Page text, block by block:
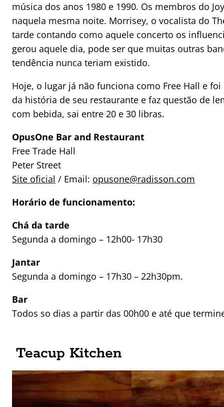
música dos anos 1980 e 1990. Os membros do
naquela mesma noite. Morrisey, o vocalista do
tarde contando como aquele concerto os
gerou aquele dia, pode ser que muitas outras
tendência nunca teriam existido.
Hoje, o lugar já não funciona como Free Hall e
da história de seu restaurante e faz questão de
com bebida, sai entre 20 e 30 libras.
OpusOne Bar and Restaurant
Free Trade Hall
Peter Street
Site oficial / Email: opusone@radisson.com
Horário de funcionamento:
Chá da tarde
Segunda a domingo – 12h00- 17h30
Jantar
Segunda a domingo – 17h30 – 22h30pm.
Bar
Todos so dias a partir das 00h00 e até que
Teacup Kitchen